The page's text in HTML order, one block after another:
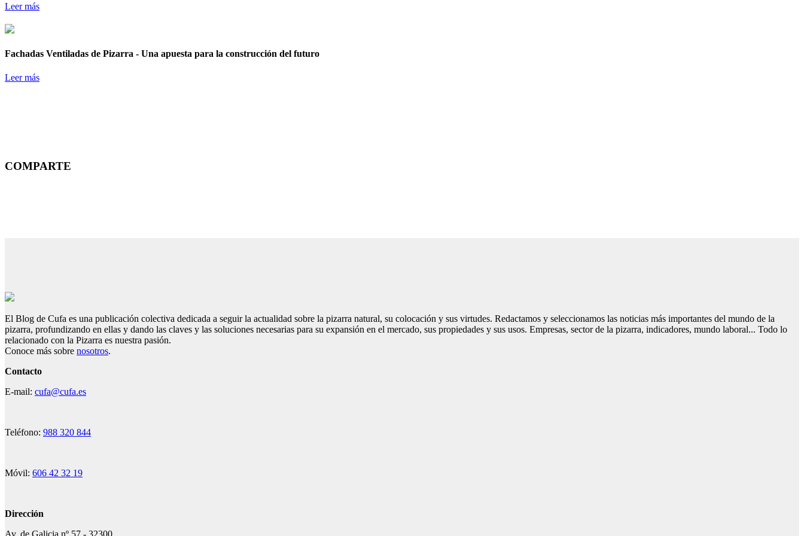
Leer más
Fachadas Ventiladas de Pizarra - Una apuesta para la construcción del futuro
Leer más
COMPARTE
El Blog de Cufa es una publicación colectiva dedicada a seguir la actualidad sobre la pizarra natural, su colocación y sus virtudes. Redactamos y seleccionamos las noticias más importantes del mundo de la
pizarra, profundizando en ellas y dando las claves y las soluciones necesarias para su expansión en el mercado, sus propiedades y sus usos. Empresas, sector de la pizarra, indicadores, mundo laboral... Todo lo
relacionado con la Pizarra es nuestra pasión.
Conoce más sobre nosotros.
Contacto
E-mail: cufa@cufa.es
Teléfono: 988 320 844
Móvil: 606 42 32 19
Dirección
Av. de Galicia nº 57 - 32300